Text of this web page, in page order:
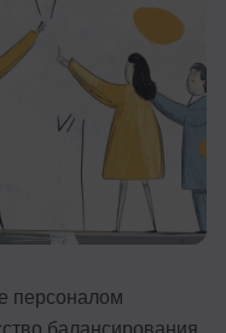
персоналом
балансирования